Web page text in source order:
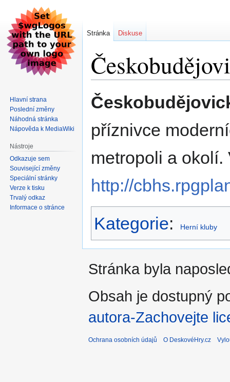
Skočit
na
Skočit
na
příznivce
metropoli a
http://
Kategorie: Herní kluby
Stránka Diskuse
Hlavní strana
Poslední změny
Náhodná stránka
Nápověda k MediaWiki
Nástroje
Odkazuje sem
Související změny
Speciální stránky
Verze k tisku
Trvalý odkaz
Informace o stránce
Stránka byla
Obsah je dostupný
autora-Zachovejte
Ochrana osobních údajů O DeskovéHry.cz